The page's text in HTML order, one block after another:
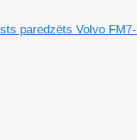
paredzēts Volvo